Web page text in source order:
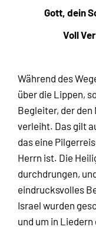
Gott, dein
Voll
Während des
über die Lippen,
Begleiter, der den
verleiht. Das gilt
das eine
Herrn ist. Die
durchdrungen,
eindrucksvolles
Israel wurden
und um in